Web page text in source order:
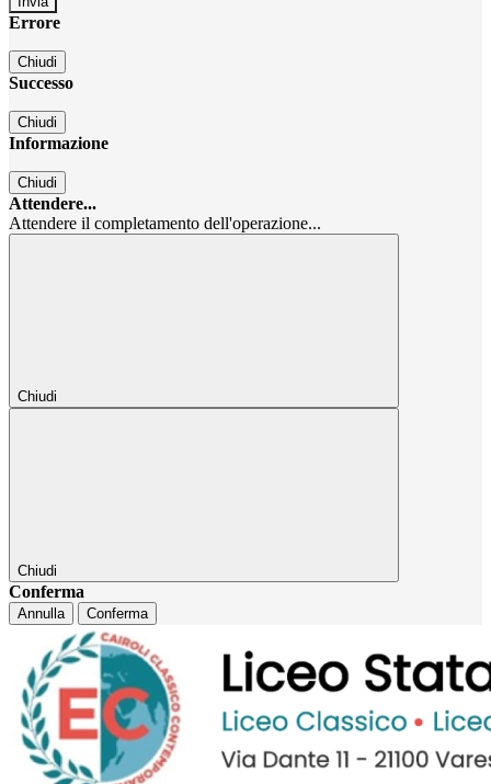
Errore
Chiudi
Successo
Chiudi
Informazione
Chiudi
Attendere...
Attendere il completamento dell'operazione...
Chiudi
Chiudi
Conferma
Annulla Conferma